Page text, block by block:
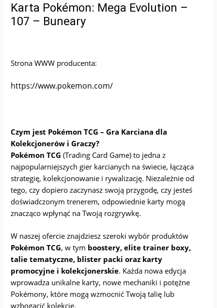
Karta Pokémon: Mega Evolution –
107 – Buneary
Strona WWW producenta:
https://www.pokemon.com/
Czym jest Pokémon TCG – Gra Karciana dla
Kolekcjonerów i Graczy?
Pokémon TCG (Trading Card Game) to jedna z
najpopularniejszych gier karcianych na świecie, łącząca
strategię, kolekcjonowanie i rywalizację. Niezależnie od
tego, czy dopiero zaczynasz swoją przygodę, czy jesteś
doświadczonym trenerem, odpowiednie karty mogą
znacząco wpłynąć na Twoją rozgrywkę.
W naszej ofercie znajdziesz szeroki wybór produktów
Pokémon TCG, w tym boostery, elite trainer boxy,
talie tematyczne, blister packi oraz karty
promocyjne i kolekcjonerskie. Każda nowa edycja
wprowadza unikalne karty, nowe mechaniki i potężne
Pokémony, które mogą wzmocnić Twoją talię lub
wzbogacić kolekcję.